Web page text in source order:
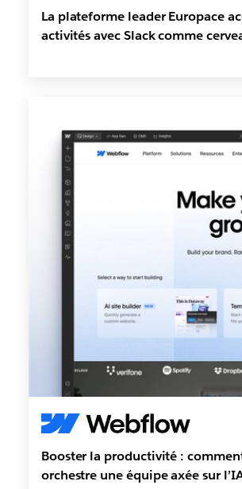
La plateforme leader Europace
activités avec Slack comme
Booster la productivité :
orchestre une équipe axée sur